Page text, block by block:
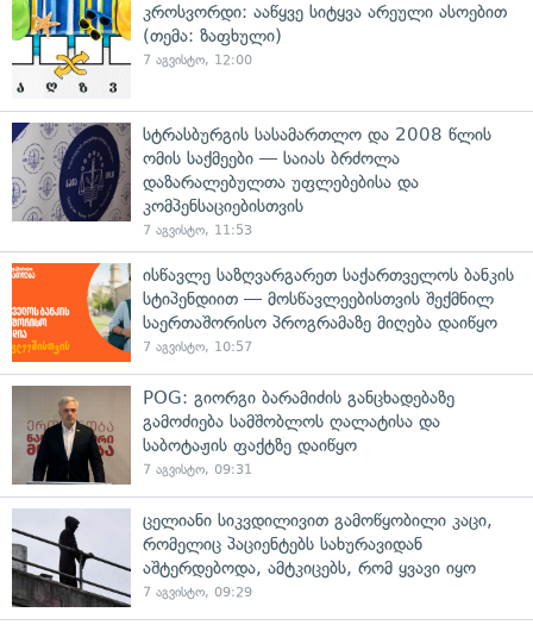
კროსვორდი: ააწყვე სიტყვა არეული ასოებით
(თემა: ზაფხული)
7 აგვისტო, 12:00
სტრასბურგის სასამართლო და 2008 წლის
ომის საქმეები — საიას ბრძოლა
დაზარალებულთა უფლებებისა და
კომპენსაციებისთვის
7 აგვისტო, 11:53
ისწავლე საზღვარგარეთ საქართველოს ბანკის
სტიპენდიით — მოსწავლეებისთვის შექმნილ
საერთაშორისო პროგრამაზე მიღება დაიწყო
7 აგვისტო, 10:57
POG: გიორგი ბარამიძის განცხადებაზე
გამოძიება სამშობლოს ღალატისა და
საბოტაჟის ფაქტზე დაიწყო
7 აგვისტო, 09:31
ცელიანი სიკვდილივით გამოწყობილი კაცი,
რომელიც პაციენტებს სახურავიდან
აშტერდებოდა, ამტკიცებს, რომ ყვავი იყო
7 აგვისტო, 09:29